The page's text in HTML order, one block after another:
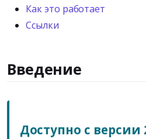
Как это работает
Ссылки
Введение
Доступно с версии